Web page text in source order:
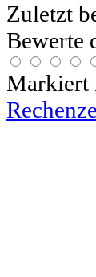
Zuletzt
Bewerte
Markiert